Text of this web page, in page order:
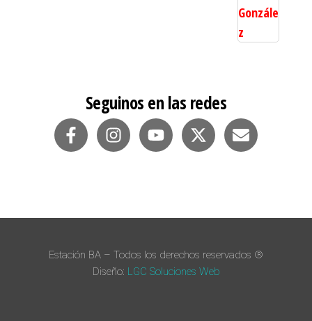
Seguinos en las redes
Estación BA – Todos los derechos reservados ®
Diseño: LGC Soluciones Web